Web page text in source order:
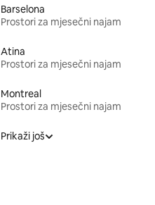
Barselona
Prostori za mjesečni najam
Atina
Prostori za mjesečni najam
Montreal
Prostori za mjesečni najam
Prikaži još